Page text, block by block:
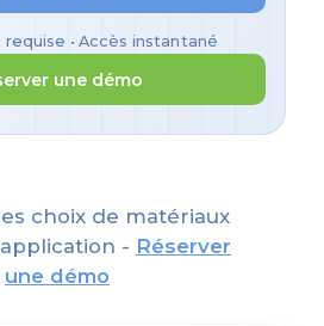
• Accès instantané
une démo
choix de matériaux
- Réserver
une démo